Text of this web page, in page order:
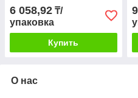
6 058,92 ₸/
упаковка
Купить
О нас